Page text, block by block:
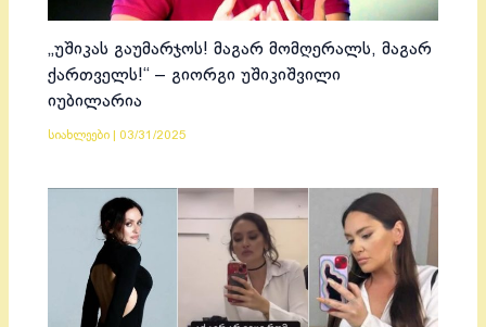
„უშიკას გაუმარჯოს! მაგარ მომღერალს, მაგარ
ქართველს!“ – გიორგი უშიკიშვილი
იუბილარია
სიახლეები 03/31/2025